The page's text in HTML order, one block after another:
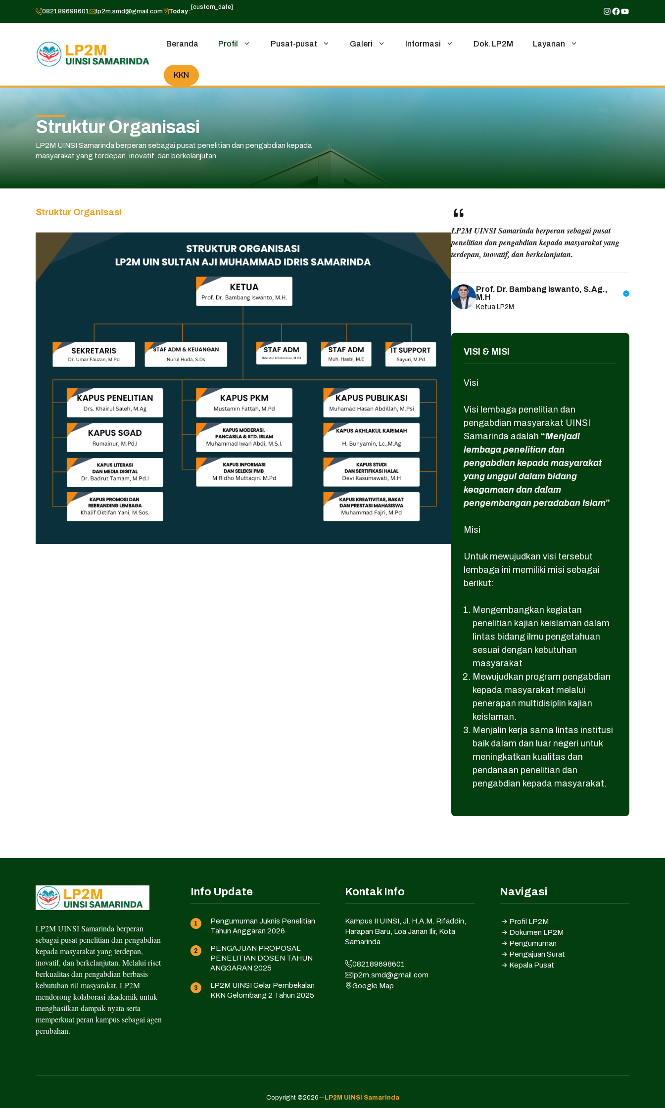
Langsung
082189698601 lp2m.smd@gmail.com Today :
[custom_date] Instagram
Facebook
YouTube
Beranda Profil Pusat-pusat Galeri Informasi Dok. LP2M Layanan
KKN
Struktur Organisasi
LP2M UINSI Samarinda berperan sebagai pusat penelitian dan pengabdian kepada
masyarakat yang terdepan, inovatif, dan berkelanjutan
Struktur Organisasi
LP2M UINSI Samarinda berperan sebagai pusat
penelitian dan pengabdian kepada masyarakat yang
terdepan, inovatif, dan berkelanjutan.
Prof. Dr. Bambang Iswanto, S.Ag.,
M.H
Ketua LP2M
VISI & MISI
Visi
Visi lembaga penelitian dan
pengabdian masyarakat UINSI
Samarinda adalah “Menjadi
lembaga penelitian dan
pengabdian kepada masyarakat
yang unggul dalam bidang
keagamaan dan dalam
pengembangan peradaban Islam”
Misi
Untuk mewujudkan visi tersebut
lembaga ini memiliki misi sebagai
berikut:
Mengembangkan kegiatan
penelitian kajian keislaman dalam
lintas bidang ilmu pengetahuan
sesuai dengan kebutuhan
masyarakat
Mewujudkan program pengabdian
kepada masyarakat melalui
penerapan multidisiplin kajian
keislaman.
Menjalin kerja sama lintas institusi
baik dalam dan luar negeri untuk
meningkatkan kualitas dan
pendanaan penelitian dan
pengabdian kepada masyarakat.
LP2M UINSI Samarinda berperan
sebagai pusat penelitian dan pengabdian
kepada masyarakat yang terdepan,
inovatif, dan berkelanjutan. Melalui riset
berkualitas dan pengabdian berbasis
kebutuhan riil masyarakat, LP2M
mendorong kolaborasi akademik untuk
menghasilkan dampak nyata serta
memperkuat peran kampus sebagai agen
perubahan.
Info Update
Pengumuman Juknis Penelitian
Tahun Anggaran 2026
PENGAJUAN PROPOSAL
PENELITIAN DOSEN TAHUN
ANGGARAN 2025
LP2M UINSI Gelar Pembekalan
KKN Gelombang 2 Tahun 2025
Kontak Info
Kampus II UINSI, Jl. H.A.M. Rifaddin,
Harapan Baru, Loa Janan Ilir, Kota
Samarinda.
082189698601
lp2m.smd@gmail.com
Google Map
Navigasi
Profil LP2M
Dokumen LP2M
Pengumuman
Pengajuan Surat
Kepala Pusat
Copyright ©2026 LP2M UINSI Samarinda